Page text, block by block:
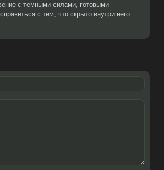
с темными силами, готовыми
с тем, что скрыто внутри него